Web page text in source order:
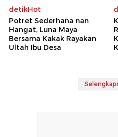
detikHot
Potret Sederhana nan
Hangat, Luna Maya
Bersama Kakak Rayakan
Ultah Ibu Desa